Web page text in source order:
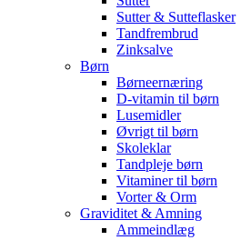
Sutter & Sutteflasker
Tandfrembrud
Zinksalve
Børn
Børneernæring
D-vitamin til børn
Lusemidler
Øvrigt til børn
Skoleklar
Tandpleje børn
Vitaminer til børn
Vorter & Orm
Graviditet & Amning
Ammeindlæg